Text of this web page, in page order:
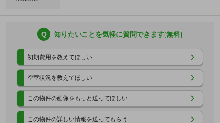
Q 知りたいことを気軽に質問できます(無料)
初期費用を教えてほしい
空室状況を教えてほしい
この物件の画像をもっと送ってほしい
この物件の詳しい情報を送ってもらう